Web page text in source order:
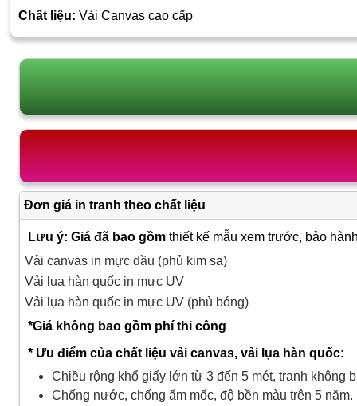
Chất liệu: Vải Canvas cao cấp
Đơn giá in tranh theo chất liệu
Lưu ý: Giá đã bao gồmthiết kế mẫu xem trước, bảo
Vải canvas in mực dầu (phủ kim sa)
Vải lụa hàn quốc in mực UV
Vải lụa hàn quốc in mực UV (phủ bóng)
*Giá không bao gồm phí thi công
* Ưu điểm của chất liệu vải canvas, vải lụa hàn quốc:
Chiều rộng khổ giấy lớn từ 3 đến 5 mét, tranh không
Chống nước, chống ẩm mốc, độ bền màu trên 5 năm.